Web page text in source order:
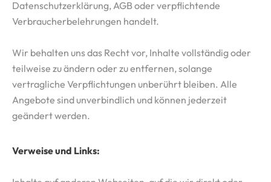
Datenschutzerklärung, AGB oder verpflichtende
Verbraucherbelehrungen handelt.
Wir behalten uns das Recht vor, Inhalte vollständig oder
teilweise zu ändern oder zu entfernen, solange
vertragliche Verpflichtungen unberührt bleiben. Alle
Angebote sind unverbindlich und können jederzeit
geändert werden.
Verweise und Links: